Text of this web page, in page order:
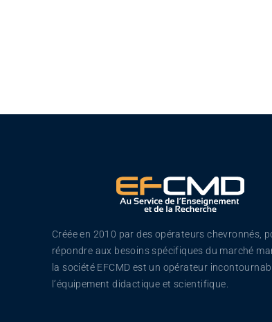
Electricité Collège
Mécanique Collège
Optique Collège
Thermodynamique Collège
Verrerie Collège
Liste CPGE
Créée en 2010 par des opérateurs chevronnés,
répondre aux besoins spécifiques du marché
la société EFCMD est un opérateur
l’équipement didactique et scientifique.